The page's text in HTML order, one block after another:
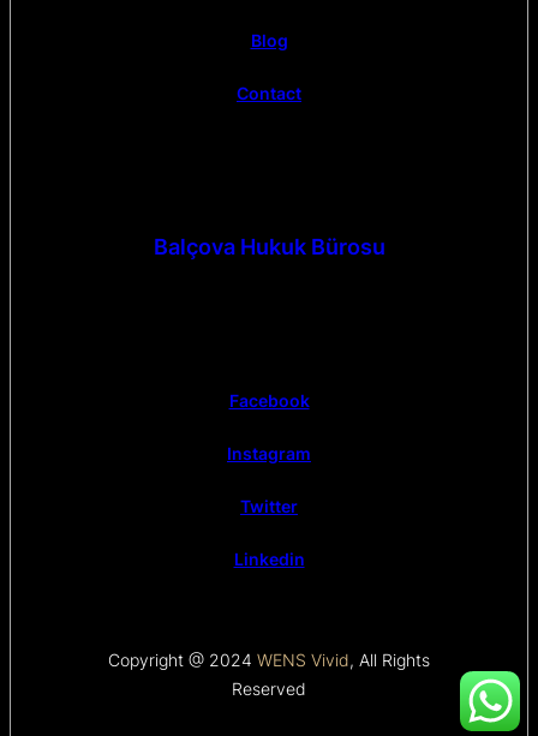
Blog
Contact
Balçova Hukuk Bürosu
Facebook
Instagram
Twitter
Linkedin
Copyright @ 2024 WENS Vivid, All Rights
Reserved